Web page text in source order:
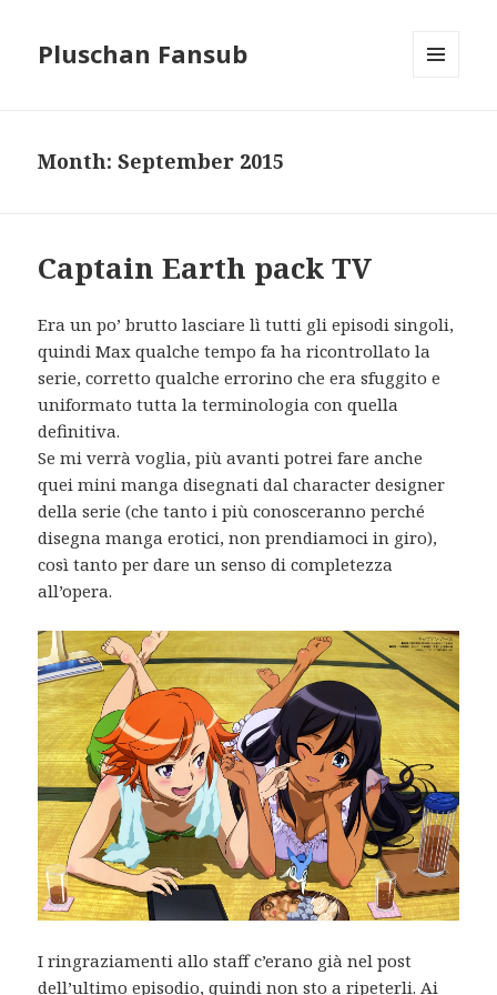
Pluschan Fansub
Month:September 2015
Captain Earth pack TV
Era un po’ brutto lasciare lì tutti gli episodi singoli,
quindi Max qualche tempo fa ha ricontrollato la
serie, corretto qualche errorino che era sfuggito e
uniformato tutta la terminologia con quella
definitiva.
Se mi verrà voglia, più avanti potrei fare anche
quei mini manga disegnati dal character designer
della serie (che tanto i più conosceranno perché
disegna manga erotici, non prendiamoci in giro),
così tanto per dare un senso di completezza
all’opera.
I ringraziamenti allo staff c’erano già nel post
dell’ultimo episodio, quindi non sto a ripeterli. Ai